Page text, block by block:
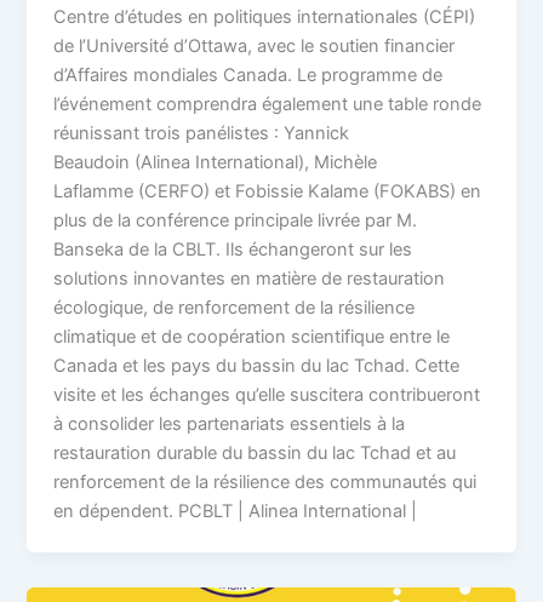
Centre d’études en politiques internationales (CÉPI)
de l’Université d’Ottawa, avec le soutien financier
d’Affaires mondiales Canada. Le programme de
l’événement comprendra également une table ronde
réunissant trois panélistes : Yannick
Beaudoin (Alinea International), Michèle
Laflamme (CERFO) et Fobissie Kalame (FOKABS) en
plus de la conférence principale livrée par M.
Banseka de la CBLT. Ils échangeront sur les
solutions innovantes en matière de restauration
écologique, de renforcement de la résilience
climatique et de coopération scientifique entre le
Canada et les pays du bassin du lac Tchad. Cette
visite et les échanges qu’elle suscitera contribueront
à consolider les partenariats essentiels à la
restauration durable du bassin du lac Tchad et au
renforcement de la résilience des communautés qui
en dépendent. PCBLT | Alinea International |